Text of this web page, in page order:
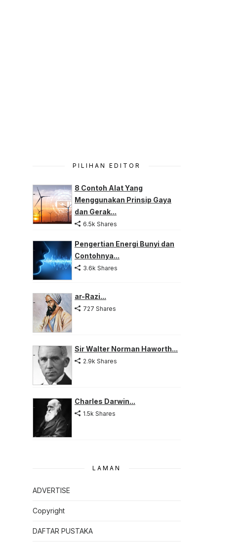
PILIHAN EDITOR
8 Contoh Alat Yang
Menggunakan Prinsip Gaya
dan Gerak...
6.5k Shares
Pengertian Energi Bunyi dan
Contohnya...
3.6k Shares
ar-Razi...
727 Shares
Sir Walter Norman Haworth...
2.9k Shares
Charles Darwin...
1.5k Shares
LAMAN
ADVERTISE
Copyright
DAFTAR PUSTAKA